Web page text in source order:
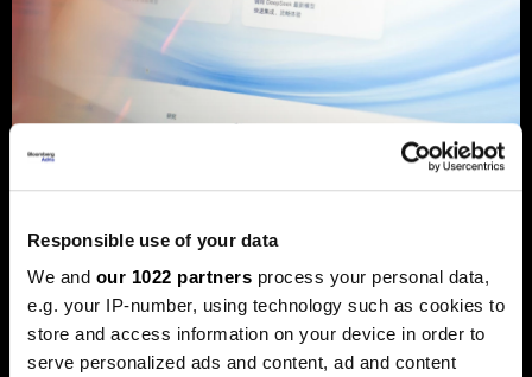
Responsible use of your data
We and our 1022 partners process your personal data,
e.g. your IP-number, using technology such as cookies to
store and access information on your device in order to
serve personalized ads and content, ad and content
„Дипсик“ развива сопствен ВИ-
Кинеската компанија работи на чип наменет за
инференција, додека најголемите светски компании
сè повеќе вложуваат во развој на сопствен хардвер
за да ја намалат зависноста од „Енвидија“ и да ги
оптимизираат ВИ-системите.